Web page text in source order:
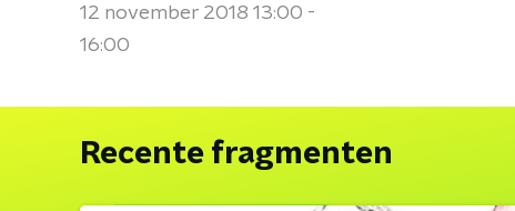
12 november 2018 13:00 -
16:00
Recente fragmenten